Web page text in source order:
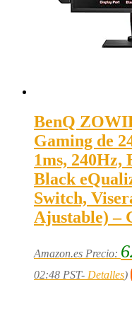
BenQ
Gaming de
1ms, 240Hz,
Black
Switch,
Ajustable) –
Amazon.es Precio:
02:48 PST- Detalles)